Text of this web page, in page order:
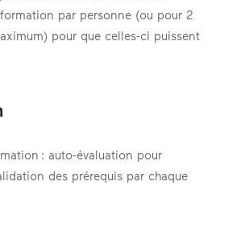
par personne (ou pour 2
pour que celles-ci puissent
: auto-évaluation pour
des prérequis par chaque